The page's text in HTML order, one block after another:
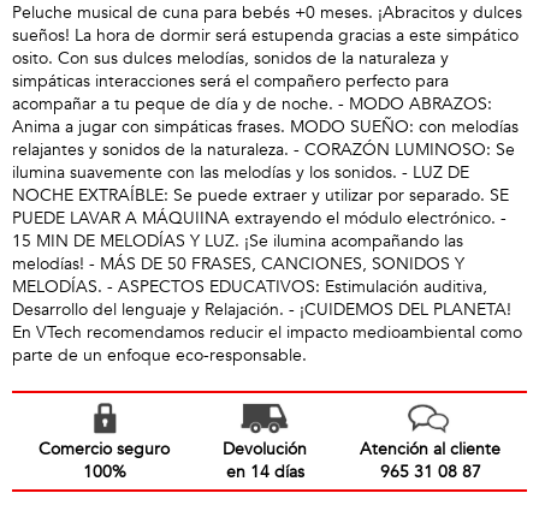
Peluche musical de cuna para bebés +0 meses. ¡Abracitos y dulces
sueños! La hora de dormir será estupenda gracias a este simpático
osito. Con sus dulces melodías, sonidos de la naturaleza y
simpáticas interacciones será el compañero perfecto para
acompañar a tu peque de día y de noche. - MODO ABRAZOS:
Anima a jugar con simpáticas frases. MODO SUEÑO: con melodías
relajantes y sonidos de la naturaleza. - CORAZÓN LUMINOSO: Se
ilumina suavemente con las melodías y los sonidos. - LUZ DE
NOCHE EXTRAÍBLE: Se puede extraer y utilizar por separado. SE
PUEDE LAVAR A MÁQUIINA extrayendo el módulo electrónico. -
15 MIN DE MELODÍAS Y LUZ. ¡Se ilumina acompañando las
melodías! - MÁS DE 50 FRASES, CANCIONES, SONIDOS Y
MELODÍAS. - ASPECTOS EDUCATIVOS: Estimulación auditiva,
Desarrollo del lenguaje y Relajación. - ¡CUIDEMOS DEL PLANETA!
En VTech recomendamos reducir el impacto medioambiental como
parte de un enfoque eco-responsable.
Comercio seguro
100%
Devolución
en 14 días
Atención al cliente
965 31 08 87